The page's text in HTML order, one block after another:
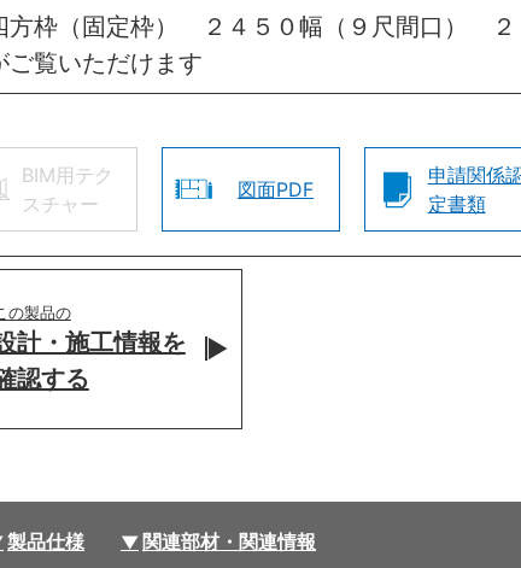
枠（固定枠） ２４５０幅（９尺間口） ２
覧いただけます
BIM用テク
スチャー
図面PDF
申請関係
定書類
の製品の
計・施工情報を
認する
製品仕様 関連部材・関連情報